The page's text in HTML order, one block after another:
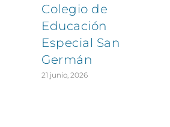
Colegio de
Educación
Especial San
Germán
21 junio, 2026